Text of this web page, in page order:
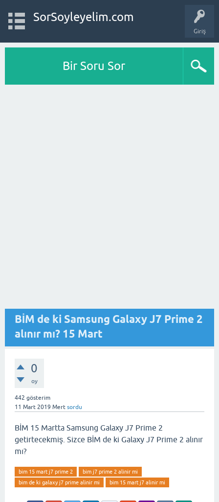
Giriş
SorSoyleyelim.com
Bir Soru Sor
BİM de ki Samsung Galaxy J7 Prime 2
alınır mı? 15 Mart
0
oy
442 gösterim
11 Mart 2019 Mert sordu
BİM 15 Martta Samsung Galaxy J7 Prime 2
getirtecekmiş. Sizce BİM de ki Galaxy J7 Prime 2 alınır
mı?
bim 15 mart j7 prime 2
bim j7 prime 2 alinir mi
bim de ki galaxy j7 prime alinir mi
bim 15 mart j7 alinir mi